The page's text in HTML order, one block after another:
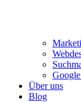
Über uns
Blog